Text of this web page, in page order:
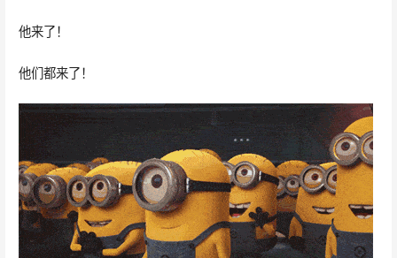
他来了！
他们都来了！